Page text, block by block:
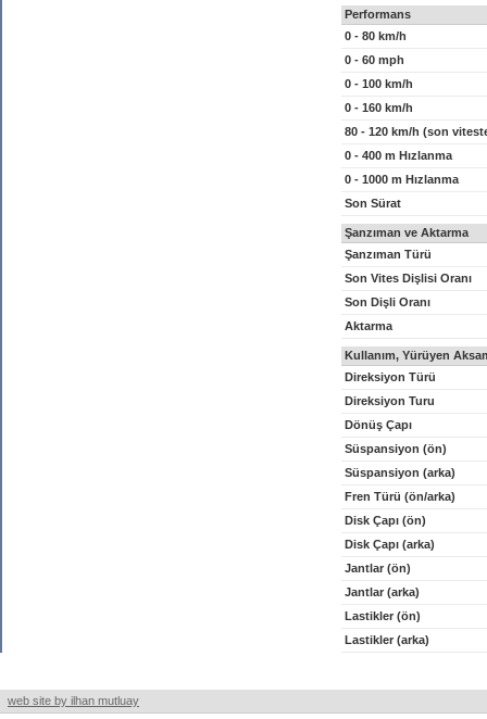
Performans
0 - 80 km/h
0 - 60 mph
0 - 100 km/h
0 - 160 km/h
80 - 120 km/h (son
0 - 400 m Hızlanma
0 - 1000 m Hızlanma
Son Sürat
Şanzıman ve Aktarma
Şanzıman Türü
Son Vites Dişlisi Oranı
Son Dişli Oranı
Aktarma
Kullanım, Yürüyen
Direksiyon Türü
Direksiyon Turu
Dönüş Çapı
Süspansiyon (ön)
Süspansiyon (arka)
Fren Türü (ön/arka)
Disk Çapı (ön)
Disk Çapı (arka)
Jantlar (ön)
Jantlar (arka)
Lastikler (ön)
Lastikler (arka)
web site by ilhan mutluay